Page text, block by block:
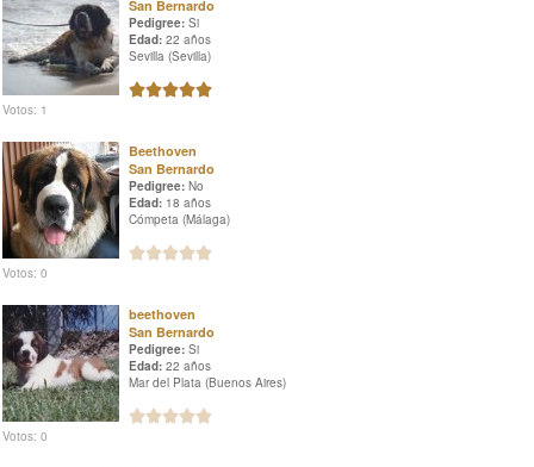
San Bernardo
Pedigree: Si
Edad: 22 años
Sevilla (Sevilla)
Votos: 1
Beethoven
San Bernardo
Pedigree: No
Edad: 18 años
Cómpeta (Málaga)
Votos: 0
beethoven
San Bernardo
Pedigree: Si
Edad: 22 años
Mar del Plata (Buenos Aires)
Votos: 0